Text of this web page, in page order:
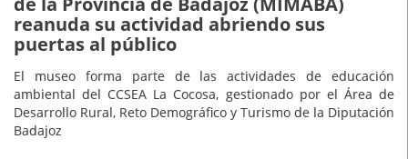
reanuda su actividad abriendo sus
puertas al público
El museo forma parte de las actividades de educación
ambiental del CCSEA La Cocosa, gestionado por el Área de
Desarrollo Rural, Reto Demográfico y Turismo de la Diputación
Badajoz